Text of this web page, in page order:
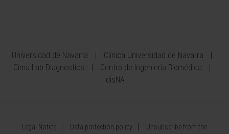
Universidad de Navarra
Clínica Universidad de Navarra
Cima Lab Diagnostics
Centro de Ingeniería Biomédica
IdisNA
Legal Notice Data protection policy Unsubscribe from the